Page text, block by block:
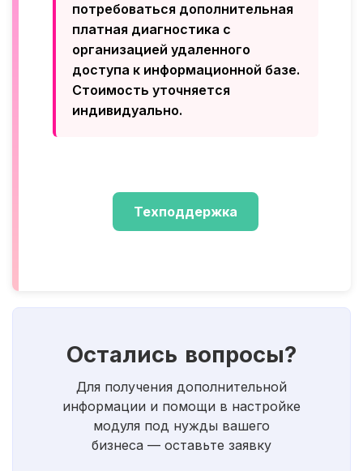
потребоваться дополнительная
платная диагностика с
организацией удаленного
доступа к информационной базе.
Стоимость уточняется
индивидуально.
Техподдержка
Остались вопросы?
Для получения дополнительной
информации и помощи в настройке
модуля под нужды вашего
бизнеса — оставьте заявку